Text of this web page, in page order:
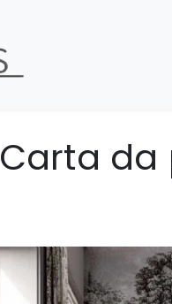
Carta da